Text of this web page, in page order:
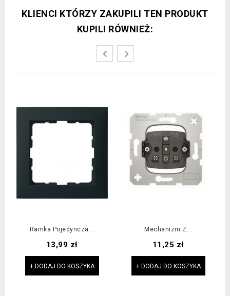
KLIENCI KTÓRZY ZAKUPILI TEN PRODUKT
KUPILI RÓWNIEŻ:
Ramka Pojedyncza...
Cena
13,99 zł
+ DODAJ DO KOSZYKA
Mechanizm Z...
Cena
11,25 zł
+ DODAJ DO KOSZYKA